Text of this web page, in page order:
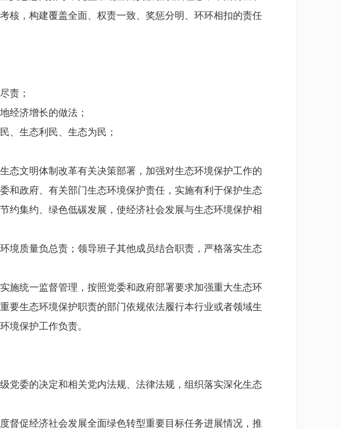
核，构建覆盖全面、权责一致、奖惩分明、环环相扣的责任
责；
经济增长的做法；
生态利民、生态为民；
文明体制改革有关决策部署，加强对生态环境保护工作的
和政府、有关部门生态环境保护责任，实施有利于保护生态
约集约、绿色低碳发展，使经济社会发展与生态环境保护相
质量负总责；领导班子其他成员结合职责，严格落实生态
统一监督管理，按照党委和政府部署要求加强重大生态环
要生态环境保护职责的部门依规依法履行本行业或者领域生
境保护工作负责。
委的决定和相关党内法规、法律法规，组织落实深化生态
促经济社会发展全面绿色转型重要目标任务进展情况，推